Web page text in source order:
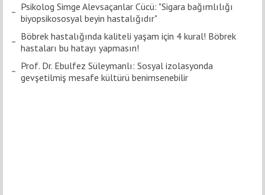
Psikolog Simge Alevsaçanlar Cücü: "Sigara bağımlılığı
biyopsikososyal beyin hastalığıdır"
Böbrek hastalığında kaliteli yaşam için 4 kural! Böbrek
hastaları bu hatayı yapmasın!
Prof. Dr. Ebulfez Süleymanlı: Sosyal izolasyonda
gevşetilmiş mesafe kültürü benimsenebilir